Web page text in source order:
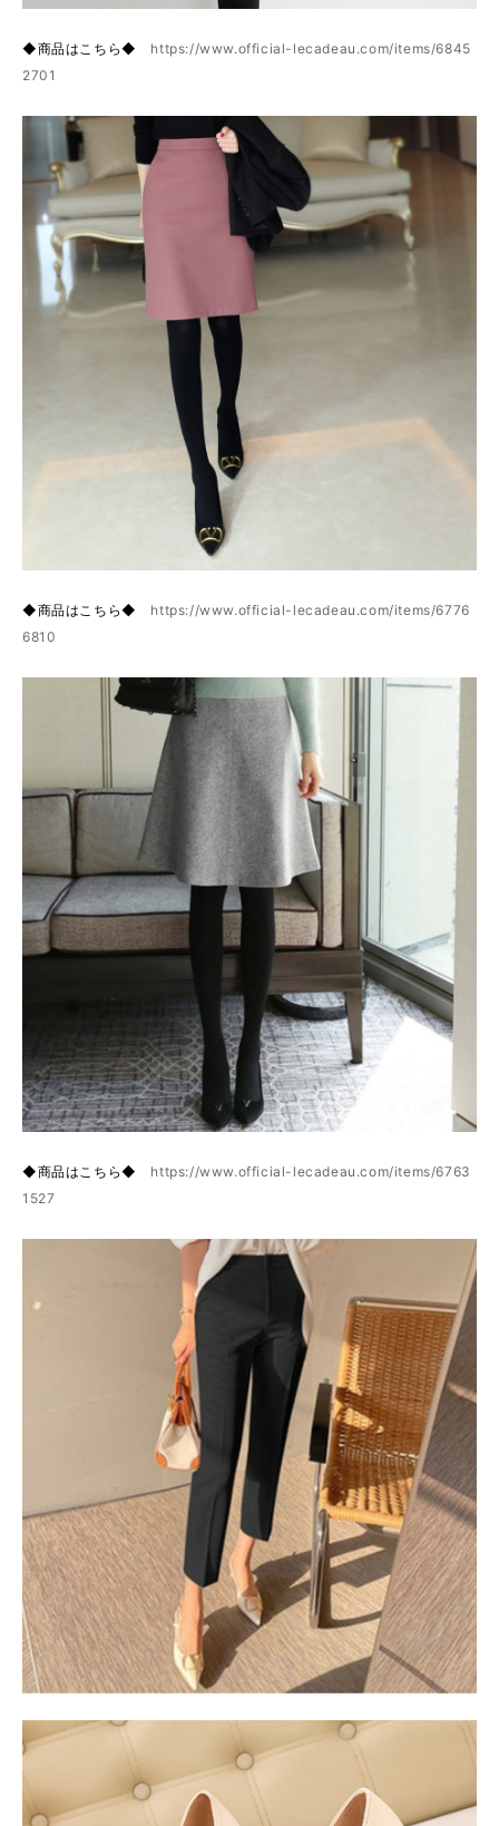
◆商品はこちら◆ https://www.official-lecadeau.com/items/6845
2701
◆商品はこちら◆ https://www.official-lecadeau.com/items/6776
6810
◆商品はこちら◆ https://www.official-lecadeau.com/items/6763
1527